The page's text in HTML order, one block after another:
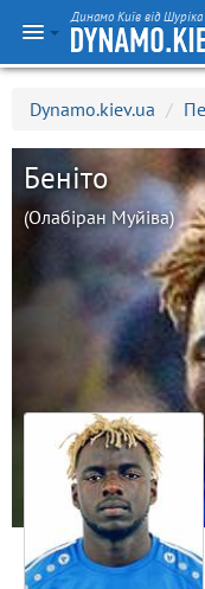
Динамо Київ від Шуріка
Dynamo.kiev.ua /
Беніто
(Олабіран Муйіва)